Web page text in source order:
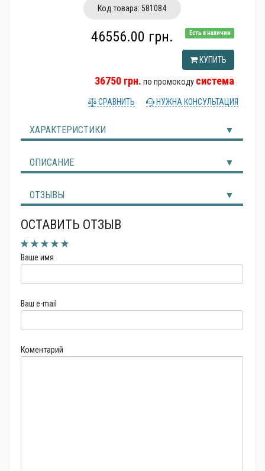
Код товара: 581084
Есть в наличии
46556.00 грн.
КУПИТЬ
36750 грн. по промокоду система
СРАВНИТЬ НУЖНА КОНСУЛЬТАЦИЯ
ХАРАКТЕРИСТИКИ
ОПИСАНИЕ
ОТЗЫВЫ
ОСТАВИТЬ ОТЗЫВ
Ваше имя
Ваш e-mail
Коментарий